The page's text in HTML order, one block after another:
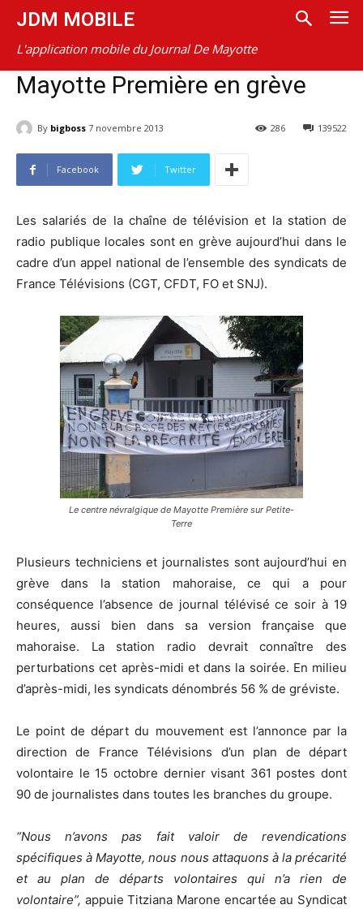
JDM MOBILE
L'application mobile du Journal De Mayotte
Mayotte Première en grève
By bigboss 7 novembre 2013 139522
286
Facebook Twitter
Les salariés de la chaîne de télévision et la station de
radio publique locales sont en grève aujourd’hui dans le
cadre d’un appel national de l’ensemble des syndicats de
France Télévisions (CGT, CFDT, FO et SNJ).
Le centre névralgique de Mayotte Première sur Petite-
Terre
Plusieurs techniciens et journalistes sont aujourd’hui en
grève dans la station mahoraise, ce qui a pour
conséquence l’absence de journal télévisé ce soir à 19
heures, aussi bien dans sa version française que
mahoraise. La station radio devrait connaître des
perturbations cet après-midi et dans la soirée. En milieu
d’après-midi, les syndicats dénombrés 56 % de gréviste.
Le point de départ du mouvement est l’annonce par la
direction de France Télévisions d’un plan de départ
volontaire le 15 octobre dernier visant 361 postes dont
90 de journalistes dans toutes les branches du groupe.
“Nous n’avons pas fait valoir de revendications
spécifiques à Mayotte, nous nous attaquons à la précarité
et au plan de départs volontaires qui n’a rien de
volontaire”, appuie Titziana Marone encartée au Syndicat